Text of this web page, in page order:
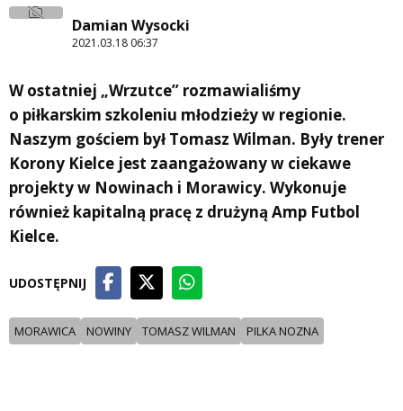
Damian Wysocki
2021.03.18 06:37
W ostatniej „Wrzutce” rozmawialiśmy
o piłkarskim szkoleniu młodzieży w regionie.
Naszym gościem był Tomasz Wilman. Były trener
Korony Kielce jest zaangażowany w ciekawe
projekty w Nowinach i Morawicy. Wykonuje
również kapitalną pracę z drużyną Amp Futbol
Kielce.
UDOSTĘPNIJ
MORAWICA NOWINY TOMASZ WILMAN PILKA NOZNA